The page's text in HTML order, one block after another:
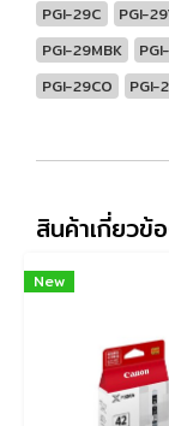
PGI-29C
PGI-
PGI-29MBK
PGI-29CO
PGI-
สินค้าเกี่ยวข้
New